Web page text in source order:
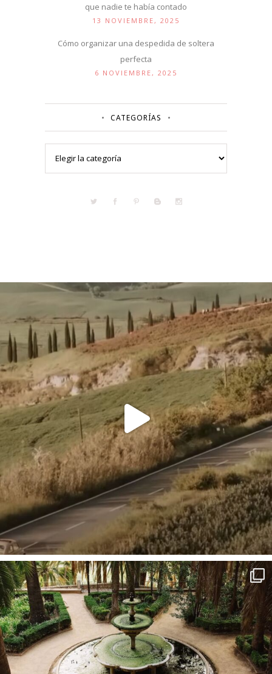
que nadie te había contado
13 NOVIEMBRE, 2025
Cómo organizar una despedida de soltera
perfecta
6 NOVIEMBRE, 2025
CATEGORÍAS